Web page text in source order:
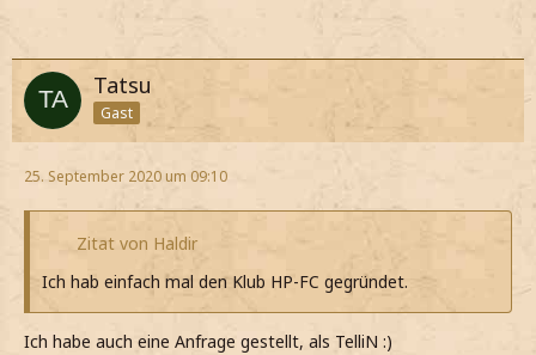
Tatsu
Gast
25. September 2020 um 09:10
Zitat von Haldir
Ich hab einfach mal den Klub HP-FC gegründet.
Ich habe auch eine Anfrage gestellt, als TelliN :)